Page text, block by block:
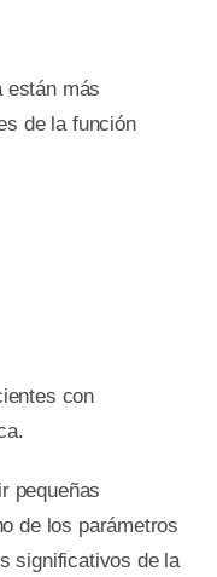
están más
de la función
con
pequeñas
de los parámetros
significativos de la